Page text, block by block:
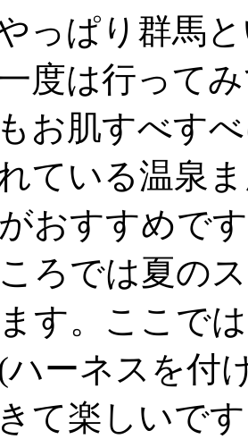
ぱり群馬と
度は行って
お肌すべす
ている温泉
おすすめで
ろでは夏の
す。ここで
ーネスを付
て楽しいで